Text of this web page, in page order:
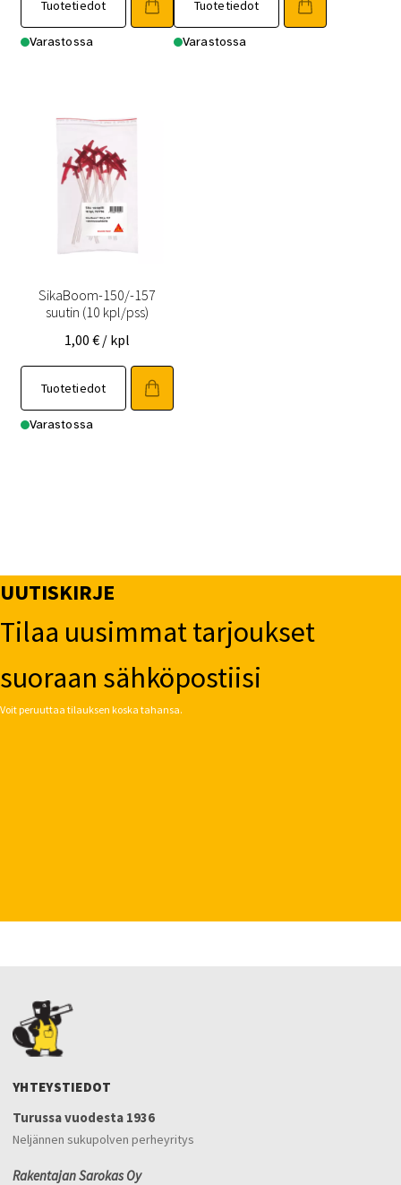
Tuotetiedot
Varastossa
Tuotetiedot
Varastossa
SikaBoom-150/-157
suutin (10 kpl/pss)
1,00 € / kpl
Tuotetiedot
Varastossa
UUTISKIRJE
Tilaa uusimmat tarjoukset
suoraan sähköpostiisi
Voit peruuttaa tilauksen koska tahansa.
YHTEYSTIEDOT
Turussa vuodesta 1936
Neljännen sukupolven perheyritys
Rakentajan Sarokas Oy